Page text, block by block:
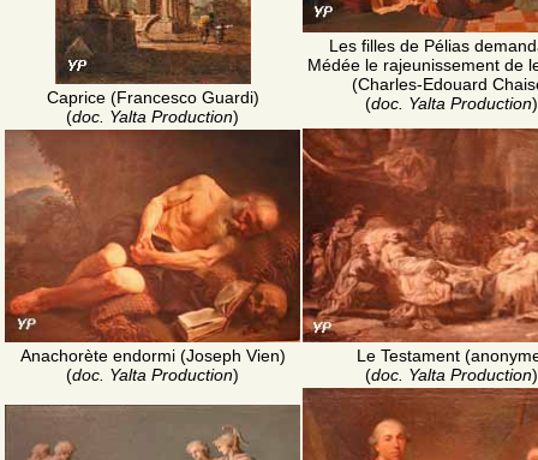
Caprice (Francesco Guardi)
(doc. Yalta Production)
Les filles de Pélias
Médée le rajeunissement de
(Charles-Edouard
(doc. Yalta Production)
Anachorète endormi (Joseph Vien)
(doc. Yalta Production)
Le Testament
(doc. Yalta Production)